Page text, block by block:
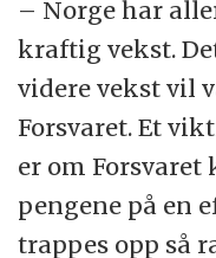
– Norge har
kraftig vekst.
videre vekst vil
Forsvaret. Et
er om Forsvaret
pengene på en
trappes opp så